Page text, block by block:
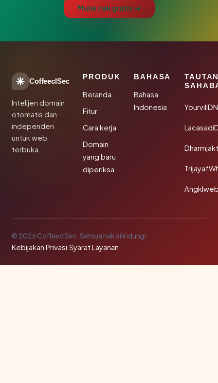
Mulai cek gratis →
CoffeeclSec
Intelijen domain
otomatis dan
independen
untuk web
terbuka.
PRODUK
Beranda
Fitur
Cara kerja
Domain
yang baru
diperiksa
BAHASA
Bahasa
Indonesia
© 2026 CoffeeclSec. Semua hak dilindungi.
Kebijakan Privasi·Syarat Layanan